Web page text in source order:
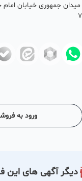
جمهوری خیابان
ورود به
دیگر آگهی های این